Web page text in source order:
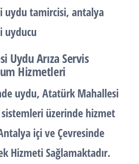
uydu tamircisi, antalya
uyducu
Uydu Arıza Servis
Hizmetleri
uydu, Atatürk Mahallesi
üzerinde hizmet
içi ve Çevresinde
Hizmeti Sağlamaktadır.